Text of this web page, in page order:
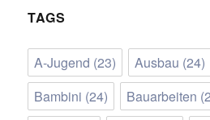
TAGS
A-Jugend (23) Ausbau (24)
Bambini (24) Bauarbeiten